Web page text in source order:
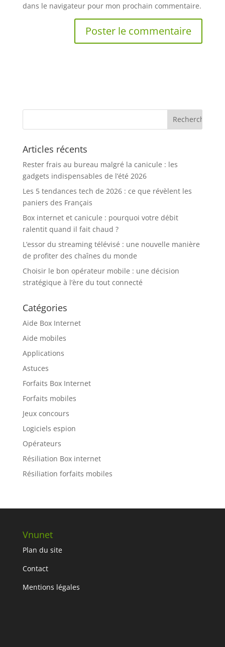
dans le navigateur pour mon prochain commentaire.
Articles récents
Rester frais au bureau malgré la canicule : les
gadgets indispensables de l’été 2026
Les 5 tendances tech de 2026 : ce que révèlent les
paniers des Français
Box internet et canicule : pourquoi votre débit
ralentit quand il fait chaud ?
L’essor du streaming télévisé : une nouvelle manière
de profiter des chaînes du monde
Choisir le bon opérateur mobile : une décision
stratégique à l’ère du tout connecté
Catégories
Aide Box Internet
Aide mobiles
Applications
Astuces
Forfaits Box Internet
Forfaits mobiles
Jeux concours
Logiciels espion
Opérateurs
Résiliation Box internet
Résiliation forfaits mobiles
Vnunet
Plan du site
Contact
Mentions légales